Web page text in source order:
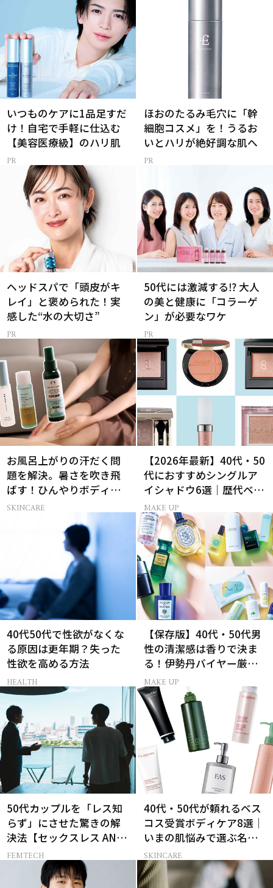
いつものケアに1品足すだ
け！自宅で手軽に仕込む
【美容医療級】のハリ肌
ほおのたるみ毛穴に「幹
細胞コスメ」を！うるお
いとハリが絶好調な肌へ
ヘッドスパで「頭皮がキ
レイ」と褒められた！実
感した“水の大切さ”
50代には激減する⁉ 大人
の美と健康に「コラーゲ
ン」が必要なワケ
お風呂上がりの汗だく問
題を解決。暑さを吹き飛
ばす！ひんやりボディケ
ア3選
SKINCARE
【2026年最新】40代・50
代におすすめシングルア
イシャドウ6選｜歴代ベス
トコスメ受賞まとめ
MAKE UP
40代50代で性欲がなくな
る原因は更年期？失った
性欲を高める方法
HEALTH
【保存版】40代・50代男
性の清潔感は香りで決ま
る！伊勢丹バイヤー厳選
フレグランス15選
MAKE UP
50代カップルを「レス知
らず」にさせた驚きの解
決法【セックスレス AND
THE CITY -女たちの告
FEMTECH
40代・50代が頼れるベス
コス受賞ボディケア8選｜
いまの肌悩みで選ぶ名品
まとめ
SKINCARE